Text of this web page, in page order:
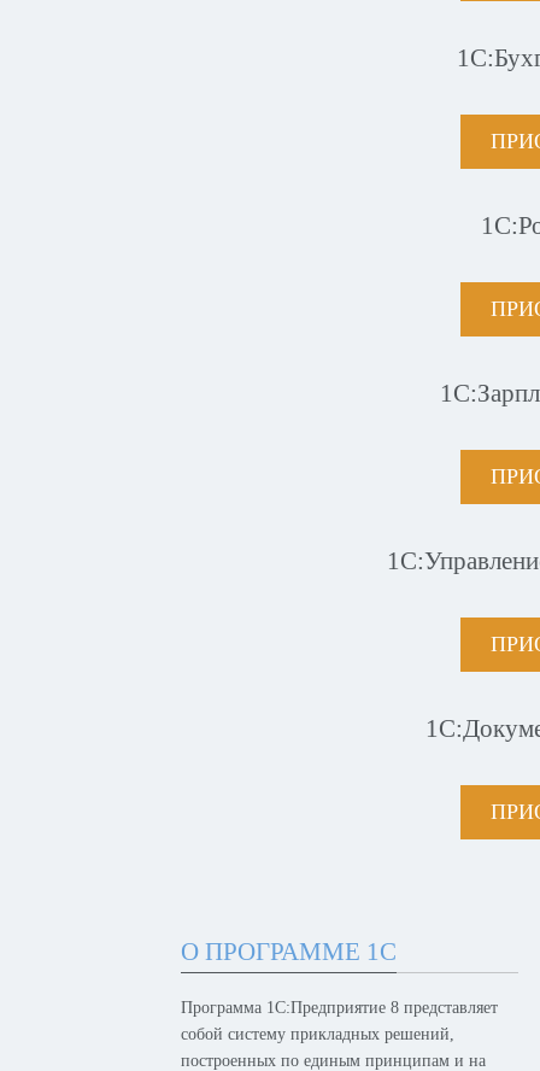
О ПРОГРАММЕ 1С
Программа 1С:Предприятие 8 представляет
собой систему прикладных решений,
построенных по единым принципам и на